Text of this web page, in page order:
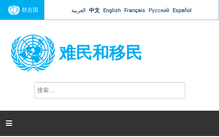
Jump to navigation
联合国 العربية 中文 English Français Русский Español
难民和移民
搜
索
